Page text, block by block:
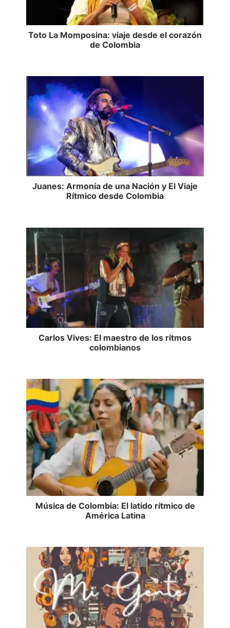
Toto La Momposina: viaje desde el corazón
de Colombia
Juanes: Armonía de una Nación y El Viaje
Rítmico desde Colombia
Carlos Vives: El maestro de los ritmos
colombianos
Música de Colombia: El latido rítmico de
América Latina